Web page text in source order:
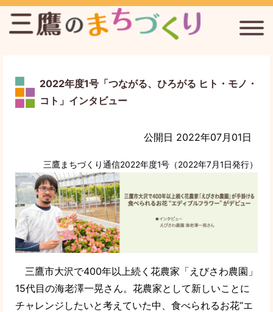
連雀通りまちづくり協議会
新川宿まちづくり協議会
三鷹まちづくり通信
三鷹のまちづくりについて
2022年度1号「つながる、ひろがる ヒト・モノ・
コト」インタビュー
公開日 2022年07月01日
三鷹まちづくり通信2022年度1号（2022年7月1日発行）
三鷹市大沢で400年以上続く花農家「えびさわ農園」
15代目の海老澤一晃さん。花農家として新しいことに
チャレンジしたいと考えていた中、食べられるお花“エ